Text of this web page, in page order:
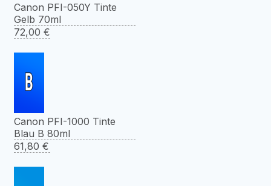
Canon PFI-050Y Tinte
Gelb 70ml
72,00 €
Canon PFI-1000 Tinte
Blau B 80ml
61,80 €